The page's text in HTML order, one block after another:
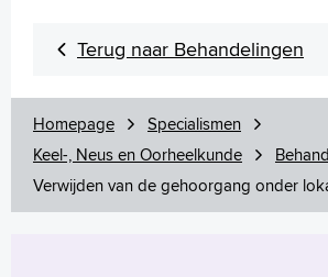
Uw dossier inzien?
Handige links
Terug naar Behandelingen
Homepage
Specialismen
Keel-, Neus en Oorheelkunde
Verwijden van de gehoorgang onder